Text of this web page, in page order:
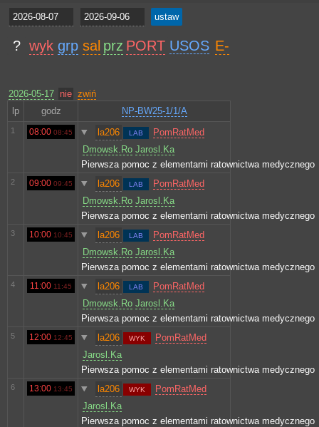
? wyk grp sal prz PORT USOS E-
2026-05-17 nie zwiń
lp
godz NP-BW25-1/1/A
1 08:00 08:45 la206 LAB
PomRatMed
Dmowsk.Ro Jarosl.Ka
Pierwsza pomoc z elementami ratownictwa medycznego
2 09:00 09:45 la206 LAB
PomRatMed
Dmowsk.Ro Jarosl.Ka
Pierwsza pomoc z elementami ratownictwa medycznego
3 10:00 10:45 la206 LAB
PomRatMed
Dmowsk.Ro Jarosl.Ka
Pierwsza pomoc z elementami ratownictwa medycznego
4 11:00 11:45 la206 LAB
PomRatMed
Dmowsk.Ro Jarosl.Ka
Pierwsza pomoc z elementami ratownictwa medycznego
5 12:00 12:45 la206 WYK
PomRatMed
Jarosl.Ka
Pierwsza pomoc z elementami ratownictwa medycznego
6 13:00 13:45 la206 WYK
PomRatMed
Jarosl.Ka
Pierwsza pomoc z elementami ratownictwa medycznego